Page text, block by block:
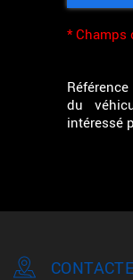
*Champs
du
intéressé